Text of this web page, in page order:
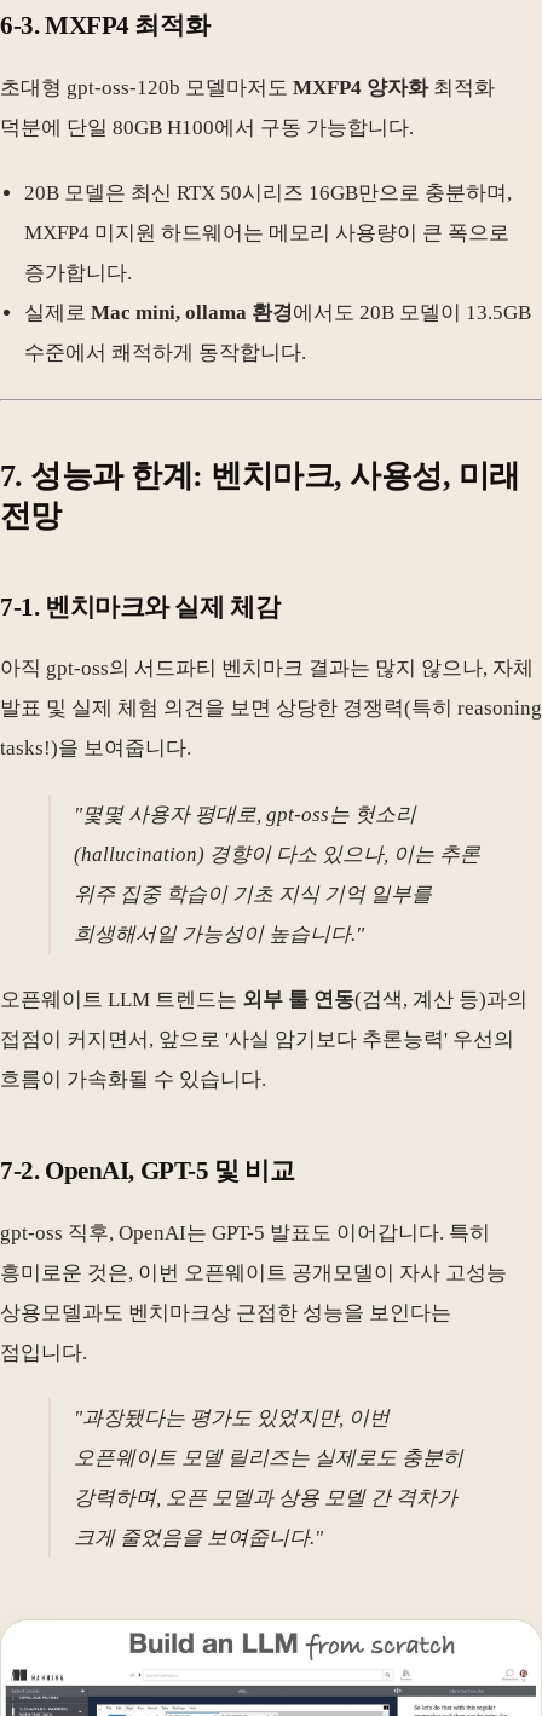
6-3. MXFP4 최적화
초대형 gpt-oss-120b 모델마저도 MXFP4 양자화최적화
덕분에 단일 80GB H100에서 구동 가능합니다.
20B 모델은 최신 RTX 50시리즈 16GB만으로 충분하며,
MXFP4 미지원 하드웨어는 메모리 사용량이 큰 폭으로
증가합니다.
실제로 Mac mini, ollama 환경에서도 20B 모델이 13.5GB
수준에서 쾌적하게 동작합니다.
7. 성능과 한계: 벤치마크, 사용성, 미래
전망
7-1. 벤치마크와 실제 체감
아직 gpt-oss의 서드파티 벤치마크 결과는 많지 않으나, 자체
발표 및 실제 체험 의견을 보면 상당한 경쟁력(특히 reasoning
tasks!)을 보여줍니다.
"몇몇 사용자 평대로, gpt-oss는 헛소리
(hallucination) 경향이 다소 있으나, 이는 추론
위주 집중 학습이 기초 지식 기억 일부를
희생해서일 가능성이 높습니다."
오픈웨이트 LLM 트렌드는 외부 툴 연동(검색, 계산 등)과의
접점이 커지면서, 앞으로 '사실 암기보다 추론능력' 우선의
흐름이 가속화될 수 있습니다.
7-2. OpenAI, GPT-5 및 비교
gpt-oss 직후, OpenAI는 GPT-5 발표도 이어갑니다. 특히
흥미로운 것은, 이번 오픈웨이트 공개모델이 자사 고성능
상용모델과도 벤치마크상 근접한 성능을 보인다는
점입니다.
"과장됐다는 평가도 있었지만, 이번
오픈웨이트 모델 릴리즈는 실제로도 충분히
강력하며, 오픈 모델과 상용 모델 간 격차가
크게 줄었음을 보여줍니다."